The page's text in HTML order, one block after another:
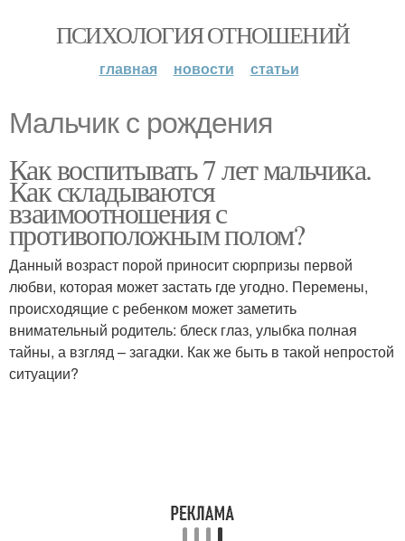
ПСИХОЛОГИЯ ОТНОШЕНИЙ
главная новости статьи
Мальчик с рождения
Как воспитывать 7 лет мальчика.
Как складываются
взаимоотношения с
противоположным полом?
Данный возраст порой приносит сюрпризы первой
любви, которая может застать где угодно. Перемены,
происходящие с ребенком может заметить
внимательный родитель: блеск глаз, улыбка полная
тайны, а взгляд – загадки. Как же быть в такой непростой
ситуации?